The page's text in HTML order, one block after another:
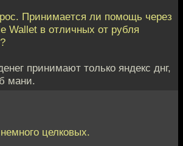
Принимаeтся ли помощь через
Wallet в отличных от рубля
принимают только яндекс днг,
мани.
целковых.